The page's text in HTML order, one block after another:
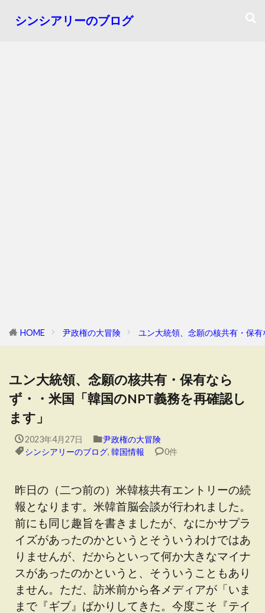
シンシアリーのブログ
HOME 尹政権の大冒険 ユン大統領、念願の核共有・保
ユン大統領、念願の核共有・保有なら
ず・・米国「韓国のNPT義務を再確認し
ます」
2023年4月27日
尹政権の大冒険
シンシアリーのブログ, 韓国情報 0件
昨日の（二つ前の）米韓核共有エントリーの続
報となります。米韓首脳会談が行われました。
前にも同じ趣旨を書きましたが、なにかサプラ
イズがあったのかというとそういうわけではあ
りませんが、だからといって何か大きなマイナ
スがあったのかというと、そういうこともあり
ません。ただ、訪米前から各メディアが「いま
まで『ギブ』ばかりしてきた。今度こそ『テイ